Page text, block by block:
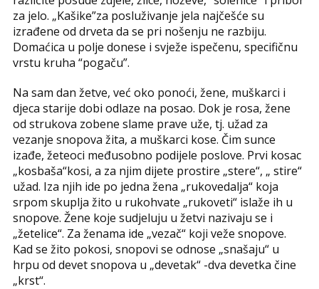
za jelo. „Kašike”za posluživanje jela najčešće su
izrađene od drveta da se pri nošenju ne razbiju.
Domaćica u polje donese i svježe ispečenu, specifičnu
vrstu kruha “pogaču”.
Na sam dan žetve, već oko ponoći, žene, muškarci i
djeca starije dobi odlaze na posao. Dok je rosa, žene
od strukova zobene slame prave uže, tj. užad za
vezanje snopova žita, a muškarci kose. Čim sunce
izađe, žeteoci međusobno podijele poslove. Prvi kosac
„kosbaša“kosi, a za njim dijete prostire „stere“, „ stire“
užad. Iza njih ide po jedna žena „rukovedalja“ koja
srpom skuplja žito u rukohvate „rukoveti“ islaže ih u
snopove. Žene koje sudjeluju u žetvi nazivaju se i
„žetelice“. Za ženama ide „vezač“ koji veže snopove.
Kad se žito pokosi, snopovi se odnose „snašaju“ u
hrpu od devet snopova u „devetak“ -dva devetka čine
„krst“.